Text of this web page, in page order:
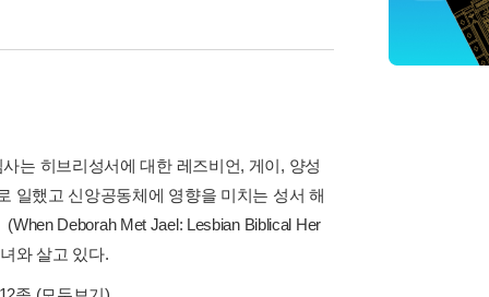
는 히브리성서에 대한 레즈비언, 게이, 양성
일했고 신앙공동체에 영향을 미치는 성서 해
Deborah Met Jael: Lesbian Biblical Her
와 살고 있다.